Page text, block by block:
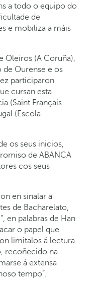
a todo o equipo do
de
e mobiliza a máis
Oleiros (A Coruña),
de Ourense e os
participaron
cursan esta
(Saint Français
(Escola
os seus inicios,
de ABANCA
cos seus
en sinalar a
de Bacharelato,
en palabras de Han
o papel que
limitalos á lectura
recoñecido na
á extensa
tempo”.